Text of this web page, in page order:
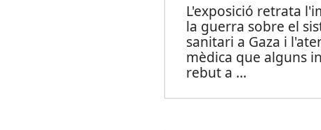
L'exposició retrata
la guerra sobre el
sanitari a Gaza i
mèdica que alguns
rebut a ...